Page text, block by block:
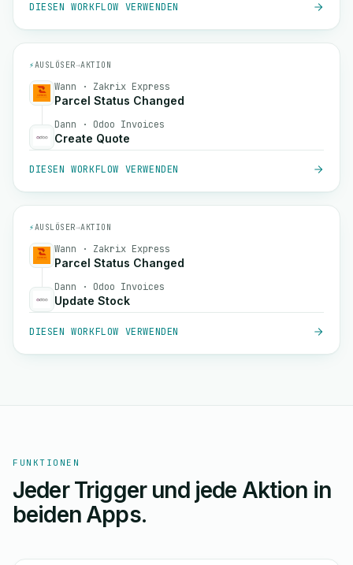
DIESEN WORKFLOW VERWENDEN
⚡AUSLÖSER→AKTION
Wann · Zakrix Express
Parcel Status Changed
Dann · Odoo Invoices
Create Quote
DIESEN WORKFLOW VERWENDEN
⚡AUSLÖSER→AKTION
Wann · Zakrix Express
Parcel Status Changed
Dann · Odoo Invoices
Update Stock
DIESEN WORKFLOW VERWENDEN
FUNKTIONEN
Jeder Trigger und jede Aktion in
beiden Apps.